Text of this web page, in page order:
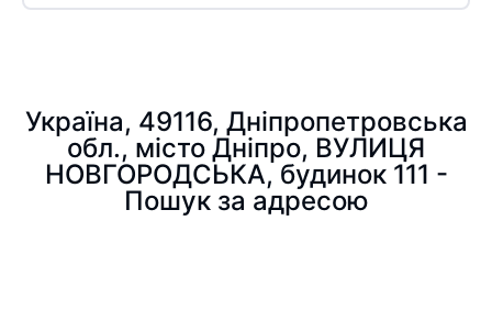
Україна, 49116, Дніпропетровська
обл., місто Дніпро, ВУЛИЦЯ
НОВГОРОДСЬКА, будинок 111 -
Пошук за адресою